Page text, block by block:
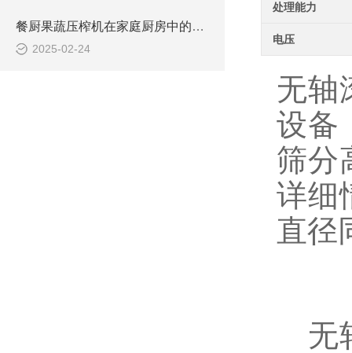
处理能力
电压
无轴
设备
筛分
详细
直径
无
餐厨果蔬压榨机在家庭厨房中的应用与便利性分析
2025-02-24